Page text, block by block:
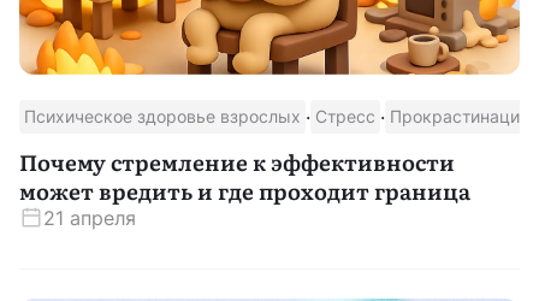
Психическое здоровье взрослых · Стресс · Прокрастинация
Почему стремление к эффективности
может вредить и где проходит граница
21 апреля